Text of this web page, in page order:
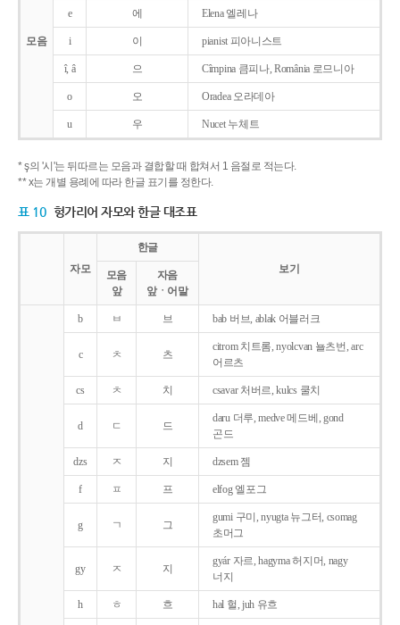
모음
e 에 Elena 엘레나
i 이 pianist 피아니스트
î, â 으 Cîmpina 큼피나, România 로므니아
o 오 Oradea 오라데아
u 우 Nucet 누체트
* ş의 '시'는 뒤따르는 모음과 결합할 때 합쳐서 1 음절로 적는다.
** x는 개별 용례에 따라 한글 표기를 정한다.
표 10 헝가리어 자모와 한글 대조표
자모
한글
보기
모음
앞
자음
앞ㆍ어말
b ㅂ 브 bab 버브, ablak 어블러크
c ㅊ 츠
citrom 치트롬, nyolcvan 뇰츠번, arc
어르츠
cs ㅊ 치 csavar 처버르, kulcs 쿨치
d ㄷ 드
daru 더루, medve 메드베, gond
곤드
dzs ㅈ 지 dzsem 젬
f ㅍ 프 elfog 엘포그
g ㄱ 그
gumi 구미, nyugta 뉴그터, csomag
초머그
gy ㅈ 지
gyár 자르, hagyma 허지머, nagy
너지
h ㅎ 흐 hal 헐, juh 유흐